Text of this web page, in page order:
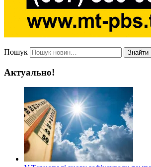
Пошук Знайти
Актуально!